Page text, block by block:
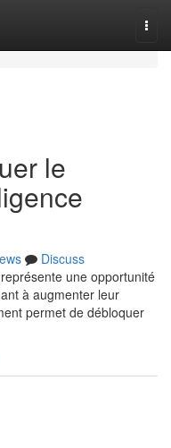
le
Discuss
une opportunité
à augmenter leur
permet de débloquer